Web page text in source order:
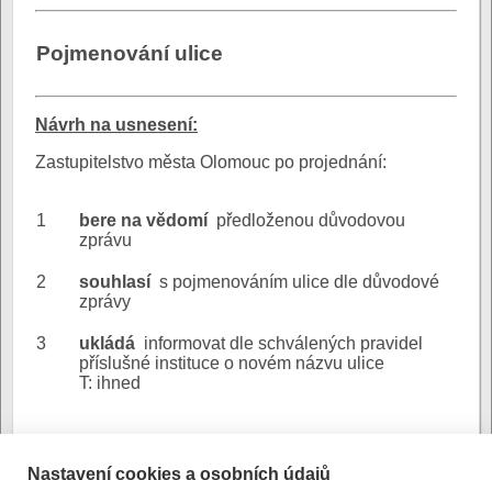
Pojmenování ulice
Návrh na usnesení:
Zastupitelstvo města Olomouc po projednání:
1 bere na vědomí předloženou důvodovou
zprávu
2 souhlasí s pojmenováním ulice dle důvodové
zprávy
3 ukládá informovat dle schválených pravidel
příslušné instituce o novém názvu ulice
T: ihned
zpráva:
naleznete mezi přílohami.
Nastavení cookies a osobních údajů